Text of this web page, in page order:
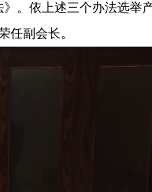
。依上述三个办法选举
任副会长。